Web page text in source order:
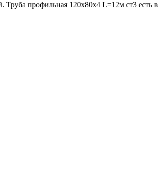
Труба профильная 120х80х4 L=12м ст3 есть в